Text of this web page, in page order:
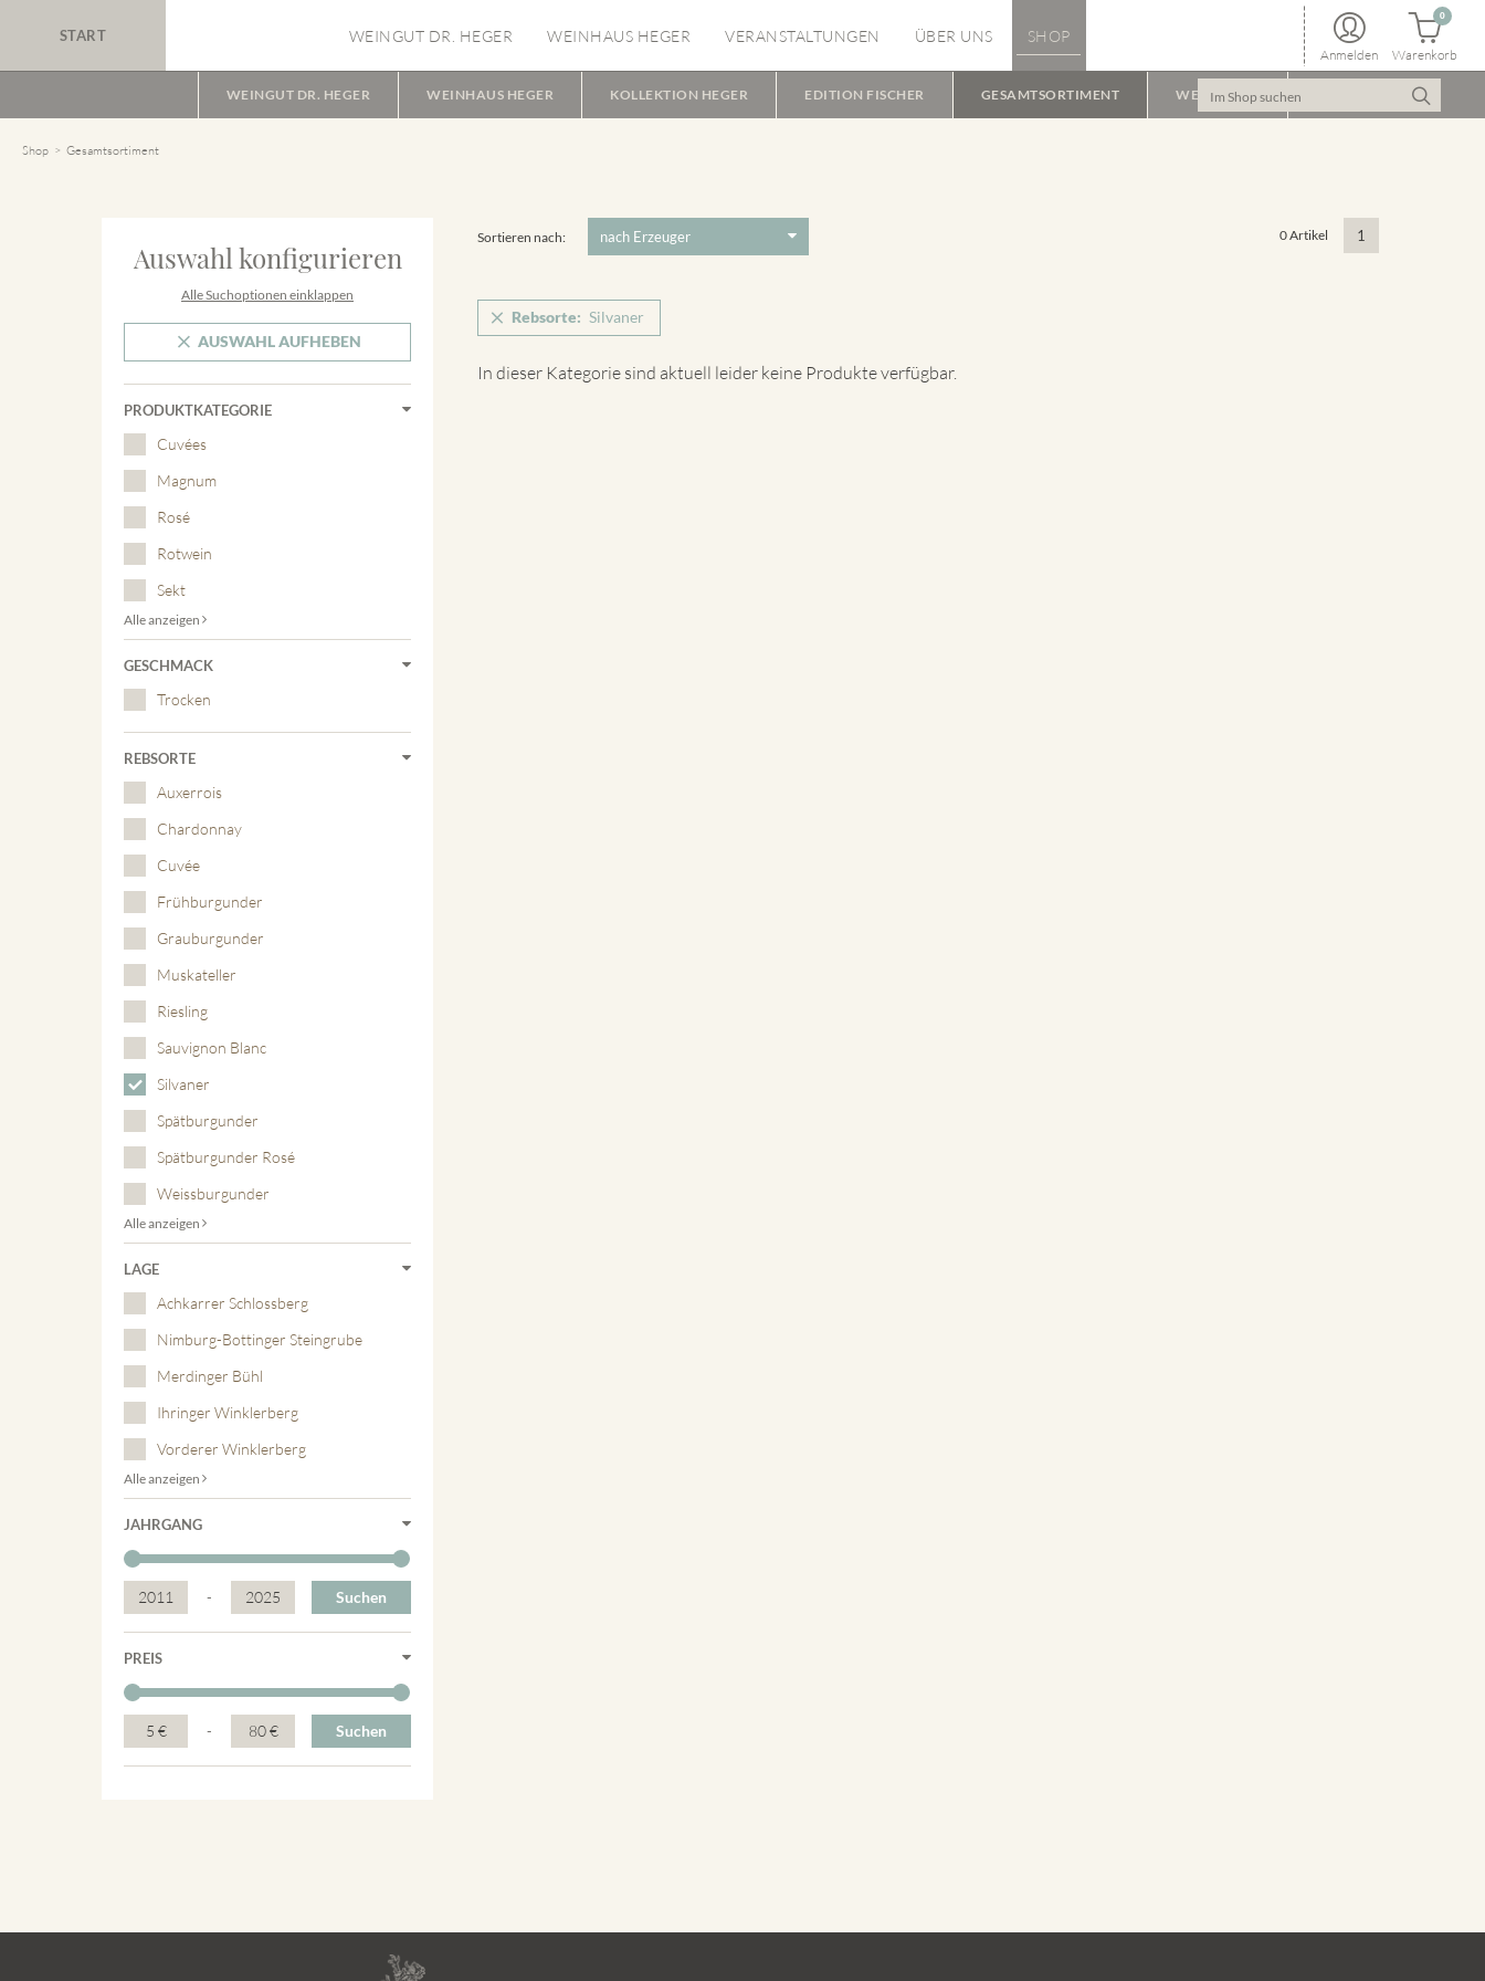
START WEINGUT DR. HEGER WEINHAUS HEGER VERANSTALTUNGEN ÜBER UNS SHOP
Anmelden Warenkorb
0
WEINGUT DR. HEGER WEINHAUS HEGER KOLLEKTION HEGER EDITION FISCHER GESAMTSORTIMENT WEINPAKET
Shop Gesamtsortiment
Auswahl konfigurieren
Alle Suchoptionen einklappen
AUSWAHL AUFHEBEN
PRODUKTKATEGORIE
Cuvées
Magnum
Rosé
Rotwein
Sekt
Alle anzeigen
GESCHMACK
Trocken
REBSORTE
Auxerrois
Chardonnay
Cuvée
Frühburgunder
Grauburgunder
Muskateller
Riesling
Sauvignon Blanc
Silvaner
Spätburgunder
Spätburgunder Rosé
Weissburgunder
Alle anzeigen
LAGE
Achkarrer Schlossberg
Nimburg-Bottinger Steingrube
Merdinger Bühl
Ihringer Winklerberg
Vorderer Winklerberg
Alle anzeigen
JAHRGANG
2011 - 2025 Suchen
PREIS
5 € - 80 € Suchen
Sortieren nach: 0 Artikel 1
Rebsorte: Silvaner
In dieser Kategorie sind aktuell leider keine Produkte verfügbar.